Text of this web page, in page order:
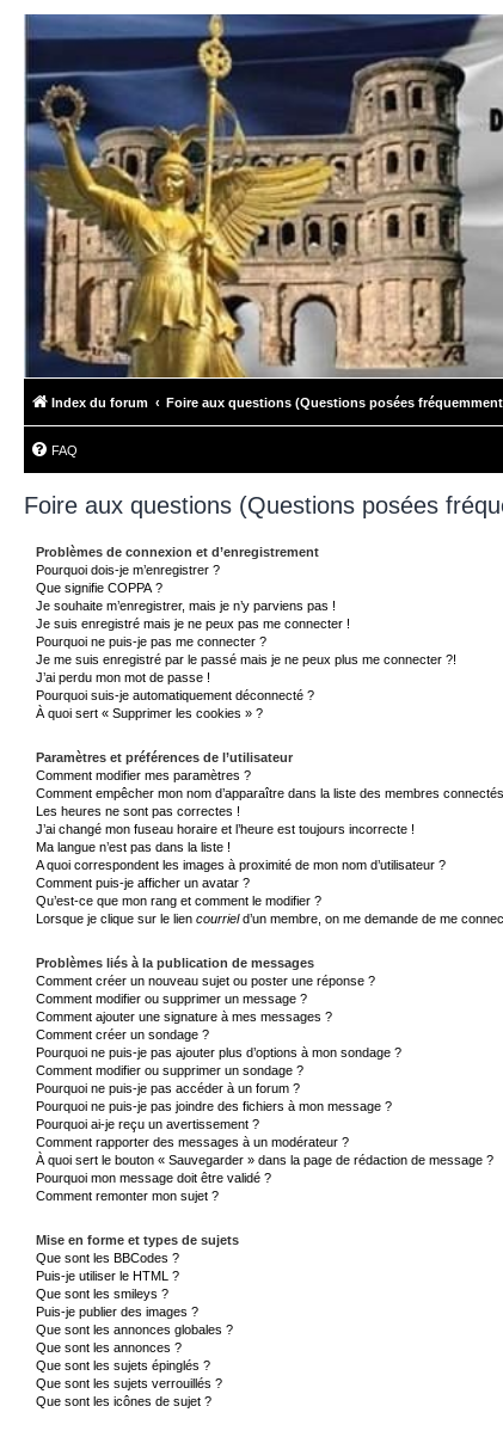
Index du forum Foire aux questions (Questions posées
FAQ
Foire aux questions (Questions posées
Problèmes de connexion et d’enregistrement
Pourquoi dois-je m’enregistrer ?
Que signifie COPPA ?
Je souhaite m’enregistrer, mais je n’y parviens pas !
Je suis enregistré mais je ne peux pas me connecter !
Pourquoi ne puis-je pas me connecter ?
Je me suis enregistré par le passé mais je ne peux plus me connecter ?!
J’ai perdu mon mot de passe !
Pourquoi suis-je automatiquement déconnecté ?
À quoi sert « Supprimer les cookies » ?
Paramètres et préférences de l’utilisateur
Comment modifier mes paramètres ?
Comment empêcher mon nom d’apparaître dans la liste des membres
Les heures ne sont pas correctes !
J’ai changé mon fuseau horaire et l’heure est toujours incorrecte !
Ma langue n’est pas dans la liste !
A quoi correspondent les images à proximité de mon nom d’utilisateur ?
Comment puis-je afficher un avatar ?
Qu’est-ce que mon rang et comment le modifier ?
Lorsque je clique sur le lien courrield’un membre, on me demande de me
Problèmes liés à la publication de messages
Comment créer un nouveau sujet ou poster une réponse ?
Comment modifier ou supprimer un message ?
Comment ajouter une signature à mes messages ?
Comment créer un sondage ?
Pourquoi ne puis-je pas ajouter plus d’options à mon sondage ?
Comment modifier ou supprimer un sondage ?
Pourquoi ne puis-je pas accéder à un forum ?
Pourquoi ne puis-je pas joindre des fichiers à mon message ?
Pourquoi ai-je reçu un avertissement ?
Comment rapporter des messages à un modérateur ?
À quoi sert le bouton « Sauvegarder » dans la page de rédaction de message ?
Pourquoi mon message doit être validé ?
Comment remonter mon sujet ?
Mise en forme et types de sujets
Que sont les BBCodes ?
Puis-je utiliser le HTML ?
Que sont les smileys ?
Puis-je publier des images ?
Que sont les annonces globales ?
Que sont les annonces ?
Que sont les sujets épinglés ?
Que sont les sujets verrouillés ?
Que sont les icônes de sujet ?